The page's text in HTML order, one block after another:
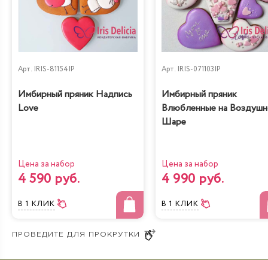
Арт. IRIS-81154IP
Имбирный пряник Надпись
Love
Цена за набор
4 590 руб.
В 1 КЛИК
Арт. IRIS-071103IP
Имбирный пряник
Влюбленные на
Шаре
Цена за набор
4 990 руб.
В 1 КЛИК